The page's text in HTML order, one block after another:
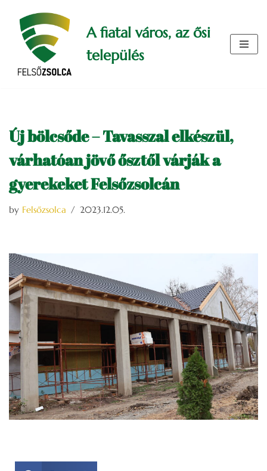
Skip
content
A fiatal város, az ősi
település
Új bölcsőde – Tavasszal elkészül,
várhatóan jövő ősztől várják a
gyerekeket Felsőzsolcán
by Felsőzsolca 2023.12.05.